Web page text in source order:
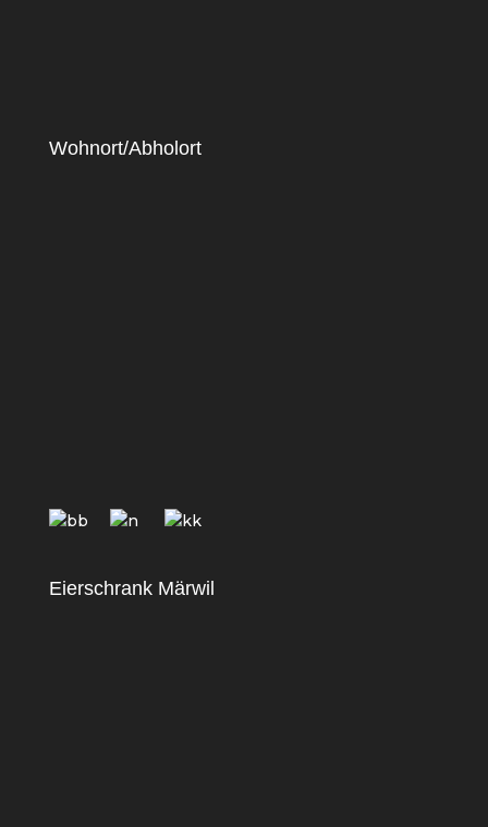
Wohnort/Abholort
Eierschrank Märwil